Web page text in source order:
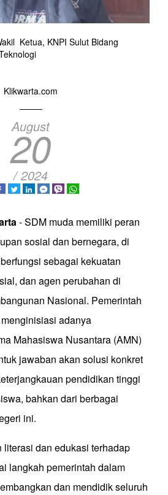
Ketua, KNPI Sulut Bidang
Klikwarta.com
August
20
/ 2024
- SDM muda memiliki peran
sosial dan bernegara, di
sebagai kekuatan
dan agen perubahan di
Nasional. Pemerintah
adanya
Mahasiswa Nusantara (AMN)
jawaban akan solusi konkret
pendidikan tinggi
bahkan dari berbagai
ini.
literasi dan edukasi terhadap
langkah pemerintah dalam
dan mendidik seluruh